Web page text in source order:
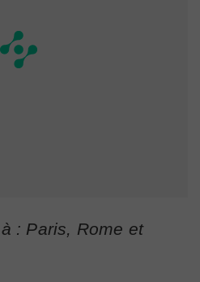
: Paris, Rome et